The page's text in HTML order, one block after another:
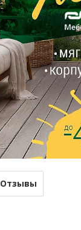
Отзывы